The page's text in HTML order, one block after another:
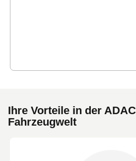
Ihre Vorteile in der ADAC
Fahrzeugwelt